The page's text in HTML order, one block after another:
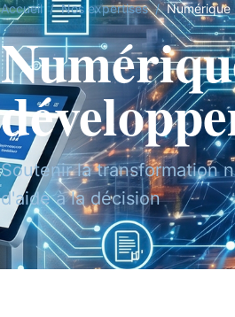
Accueil / Nos expertises / Numérique
Soutenir la transformation
d'aide à la décision